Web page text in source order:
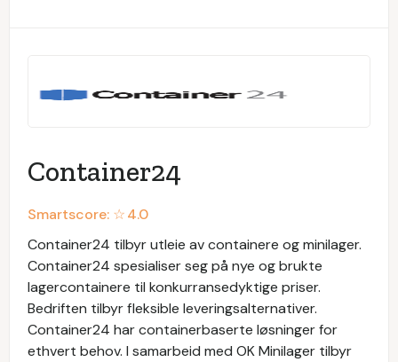
Container24
Smartscore: ☆4.0
Container24 tilbyr utleie av containere og minilager.
Container24 spesialiser seg på nye og brukte
lagercontainere til konkurransedyktige priser.
Bedriften tilbyr fleksible leveringsalternativer.
Container24 har containerbaserte løsninger for
ethvert behov. I samarbeid med OK Minilager tilbyr